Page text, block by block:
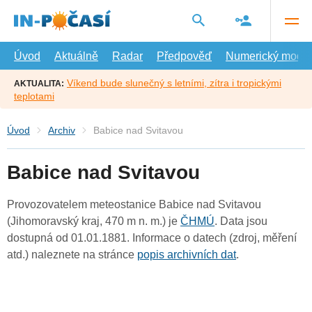
hlavní
Úvod
Aktuálně Radar Předpověď Numerický model
AKTUALITA: Víkend bude slunečný s letními, zítra i tropickými
teplotami
Úvod Archiv Babice nad Svitavou
Babice nad Svitavou
Provozovatelem meteostanice Babice nad Svitavou
(Jihomoravský kraj, 470 m n. m.) je ČHMÚ. Data jsou
dostupná od 01.01.1881. Informace o datech (zdroj, měření
atd.) naleznete na stránce popis archivních dat.